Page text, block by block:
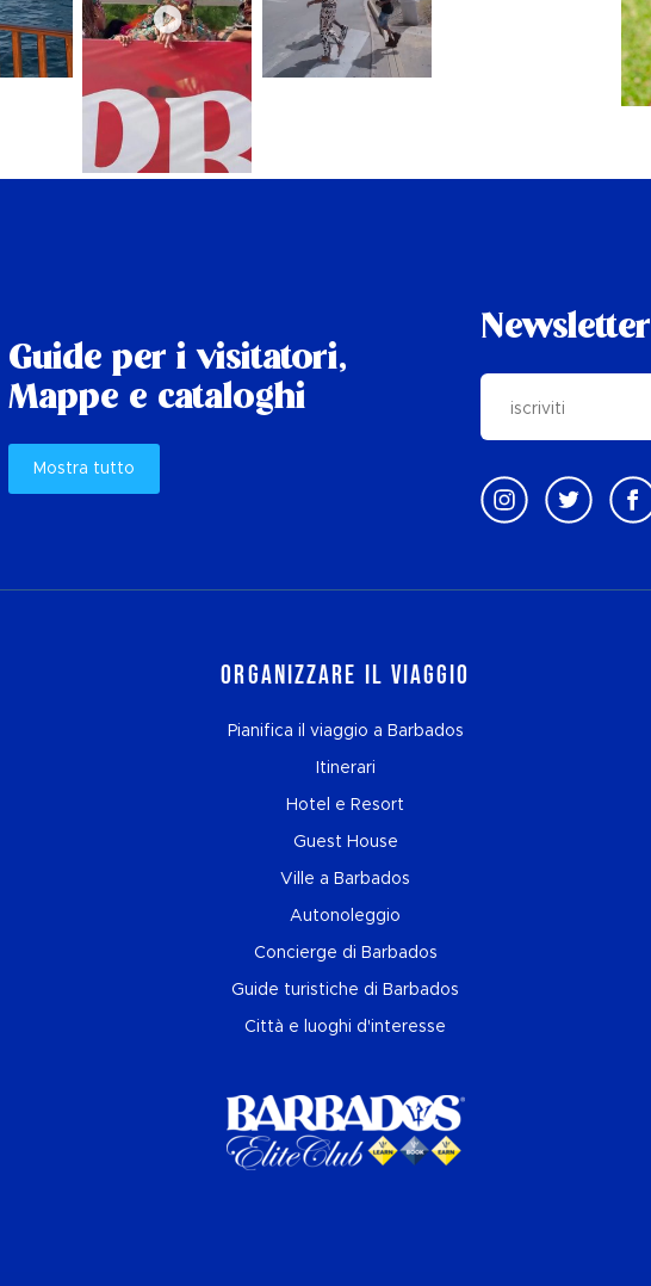
Guide per i visitatori,
Mappe e cataloghi
Mostra tutto
Newsletter
Organizzare il viaggio
Pianifica il viaggio a Barbados
Itinerari
Hotel e Resort
Guest House
Ville a Barbados
Autonoleggio
Concierge di Barbados
Guide turistiche di Barbados
Città e luoghi d'interesse